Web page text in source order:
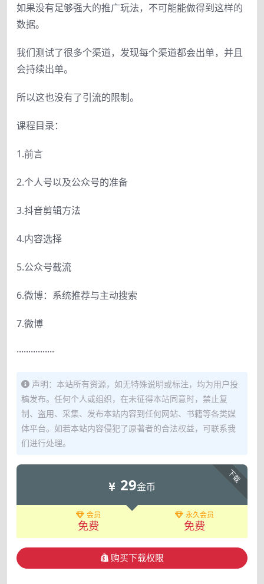
如果没有足够强大的推广玩法，不可能能做得到这样的
数据。
我们测试了很多个渠道，发现每个渠道都会出单，并且
会持续出单。
所以这也没有了引流的限制。
课程目录：
1.前言
2.个人号以及公众号的准备
3.抖音剪辑方法
4.内容选择
5.公众号截流
6.微博：系统推荐与主动搜索
7.微博
················
声明：本站所有资源，如无特殊说明或标注，均为用户投
稿发布。任何个人或组织，在未征得本站同意时，禁止复
制、盗用、采集、发布本站内容到任何网站、书籍等各类媒
体平台。如若本站内容侵犯了原著者的合法权益，可联系我
们进行处理。
下载
29金币
会员
免费
永久会员
免费
购买下载权限